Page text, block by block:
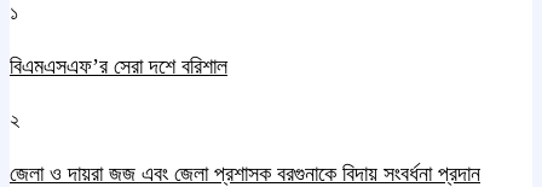
১
বিএমএসএফ’র সেরা দশে বরিশাল
২
জেলা ও দায়রা জজ এবং জেলা প্রশাসক বরগুনাকে বিদায় সংবর্ধনা প্রদান